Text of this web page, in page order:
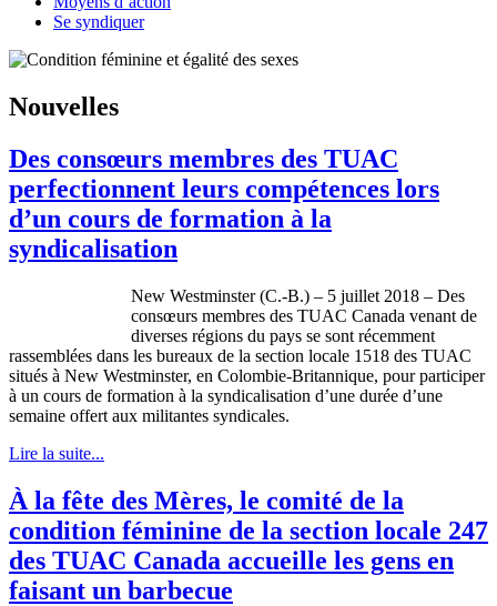
Se syndiquer
Nouvelles
Des consœurs membres des TUAC
perfectionnent leurs compétences lors
d’un cours de formation à la
syndicalisation
New Westminster (C.-B.) – 5 juillet 2018 – Des
consœurs membres des TUAC Canada venant de
diverses régions du pays se sont récemment
rassemblées dans les bureaux de la section locale 1518 des TUAC
situés à New Westminster, en Colombie-Britannique, pour participer
à un cours de formation à la syndicalisation d’une durée d’une
semaine offert aux militantes syndicales.
Lire la suite...
À la fête des Mères, le comité de la
condition féminine de la section locale 247
des TUAC Canada accueille les gens en
faisant un barbecue